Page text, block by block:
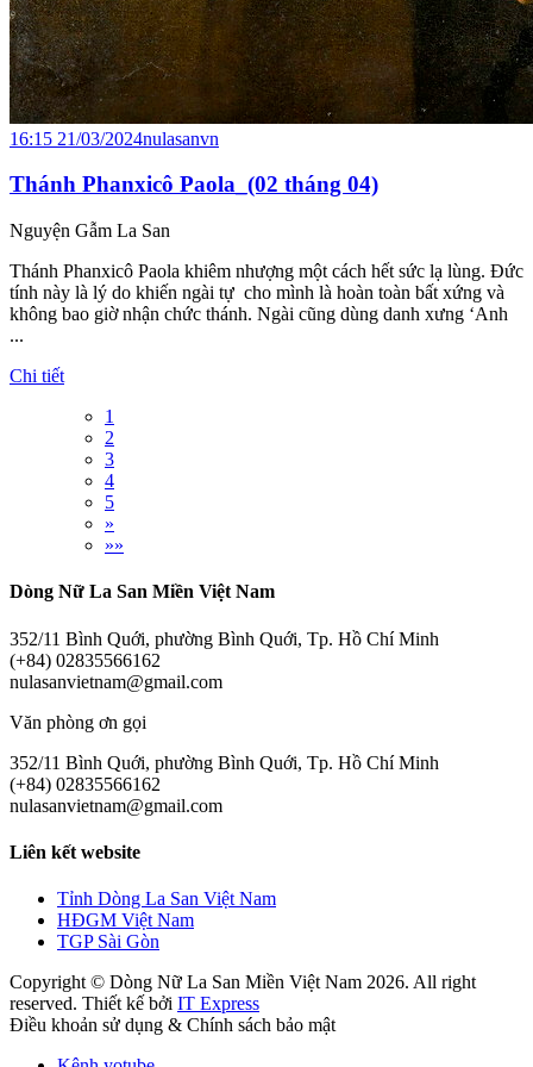
16:15 21/03/2024nulasanvn
Thánh Phanxicô Paola_(02 tháng 04)
Nguyện Gẫm La San
Thánh Phanxicô Paola khiêm nhượng một cách hết sức lạ lùng. Đức
tính này là lý do khiến ngài tự cho mình là hoàn toàn bất xứng và
không bao giờ nhận chức thánh. Ngài cũng dùng danh xưng ‘Anh
...
Chi tiết
1
2
3
4
5
»
»»
Dòng Nữ La San Miền Việt Nam
352/11 Bình Quới, phường Bình Quới, Tp. Hồ Chí Minh
(+84) 02835566162
nulasanvietnam@gmail.com
Văn phòng ơn gọi
352/11 Bình Quới, phường Bình Quới, Tp. Hồ Chí Minh
(+84) 02835566162
nulasanvietnam@gmail.com
Liên kết website
Tỉnh Dòng La San Việt Nam
HĐGM Việt Nam
TGP Sài Gòn
Copyright © Dòng Nữ La San Miền Việt Nam 2026. All right
reserved. Thiết kế bởi IT Express
Điều khoản sử dụng & Chính sách bảo mật